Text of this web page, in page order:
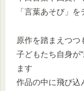
「言葉あそび」
原作を踏まえつつ
子どもたち自身が
ます
作品の中に飛び込